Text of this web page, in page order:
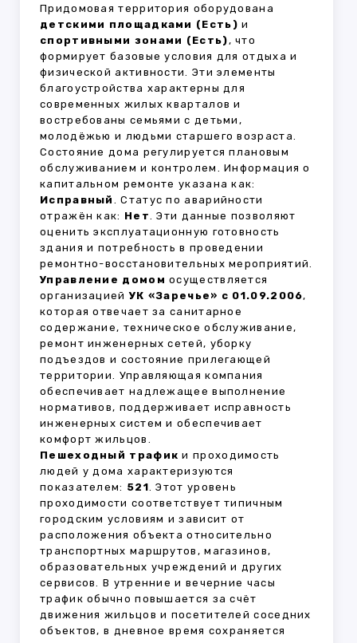
Придомовая территория оборудована
детскими площадками (Есть) и
спортивными зонами (Есть), что
формирует базовые условия для отдыха и
физической активности. Эти элементы
благоустройства характерны для
современных жилых кварталов и
востребованы семьями с детьми,
молодёжью и людьми старшего возраста.
Состояние дома регулируется плановым
обслуживанием и контролем. Информация о
капитальном ремонте указана как:
Исправный . Статус по аварийности
отражён как: Нет. Эти данные позволяют
оценить эксплуатационную готовность
здания и потребность в проведении
ремонтно-восстановительных мероприятий.
Управление домом осуществляется
организациейУК «Заречье» с 01.09.2006,
которая отвечает за санитарное
содержание, техническое обслуживание,
ремонт инженерных сетей, уборку
подъездов и состояние прилегающей
территории. Управляющая компания
обеспечивает надлежащее выполнение
нормативов, поддерживает исправность
инженерных систем и обеспечивает
комфорт жильцов.
Пешеходный трафик и проходимость
людей у дома характеризуются
показателем: 521. Этот уровень
проходимости соответствует типичным
городским условиям и зависит от
расположения объекта относительно
транспортных маршрутов, магазинов,
образовательных учреждений и других
сервисов. В утренние и вечерние часы
трафик обычно повышается за счёт
движения жильцов и посетителей соседних
объектов, в дневное время сохраняется